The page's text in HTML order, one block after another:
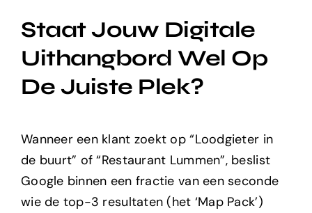
Staat Jouw Digitale
Uithangbord Wel Op
De Juiste Plek?
Wanneer een klant zoekt op “Loodgieter in
de buurt” of “Restaurant Lummen”, beslist
Google binnen een fractie van een seconde
wie de top-3 resultaten (het ‘Map Pack’)